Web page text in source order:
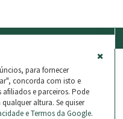
para fornecer
concorda com isto e
e parceiros. Pode
altura. Se quiser
e Termos da Google.
Pagamento
Bancária